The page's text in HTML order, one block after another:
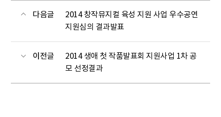
다음글
2014 창작뮤지컬 육성 지원 사업 우수공연
지원심의 결과발표
이전글
2014 생애 첫 작품발표회 지원사업 1차 공
모 선정결과